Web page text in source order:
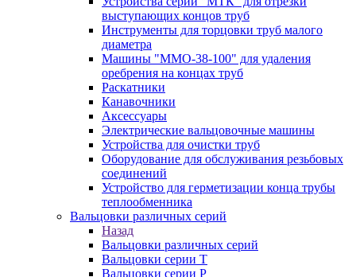
выступающих концов труб
Инструменты для торцовки труб малого
диаметра
Машины "ММО-38-100" для удаления
оребрения на концах труб
Раскатники
Канавочники
Аксессуары
Электрические вальцовочные машины
Устройства для очистки труб
Оборудование для обслуживания резьбовых
соединений
Устройство для герметизации конца трубы
теплообменника
Вальцовки различных серий
Назад
Вальцовки различных серий
Вальцовки серии Т
Вальцовки серии Р